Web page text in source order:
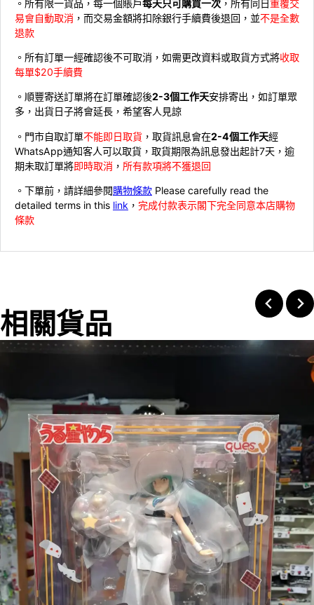
。所有限一貨品，每一個賬戶每天只可購買一次 ，所有同日重覆交
易會自動取消 ，而交易金額將扣除銀行手續費後退回，並不是全數
退款
。所有訂單一經確認後不可取消，如需更改資料或取貨方式將收取
每單$20手續費
。順豐寄送訂單將在訂單確認後2-3個工作天安排寄出，如訂單眾
多，出貨日子將會延長，希望客人見諒
。門市自取訂單不能即日取貨 ，取貨訊息會在2-4個工作天經
WhatsApp通知客人可以取貨，取貨期限為訊息發出起計7天，逾
期未取訂單將即時取消 ， 所有款項將不獲退回
。下單前，請詳細參閱購物條款 Please carefully read the
detailed terms in this link ， 完成付款表示閣下完全同意本店購物
條款
相關貨品